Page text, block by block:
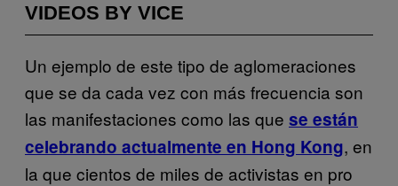
VIDEOS BY VICE
Un ejemplo de este tipo de aglomeraciones
que se da cada vez con más frecuencia son
las manifestaciones como las que se están
celebrando actualmente en Hong Kong, en
la que cientos de miles de activistas en pro